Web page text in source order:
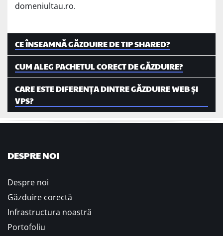
domeniultau.ro.
CE ÎNSEAMNĂ GĂZDUIRE DE TIP SHARED?
CUM ALEG PACHETUL CORECT DE GĂZDUIRE?
CARE ESTE DIFERENȚA DINTRE GĂZDUIRE WEB ȘI
VPS?
DESPRE NOI
Despre noi
Găzduire corectă
Infrastructura noastră
Portofoliu